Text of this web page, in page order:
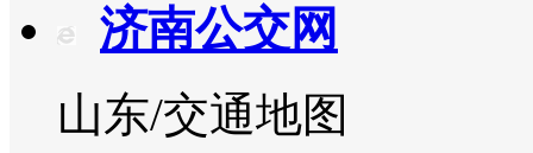
济南公交网
山东/交通地图